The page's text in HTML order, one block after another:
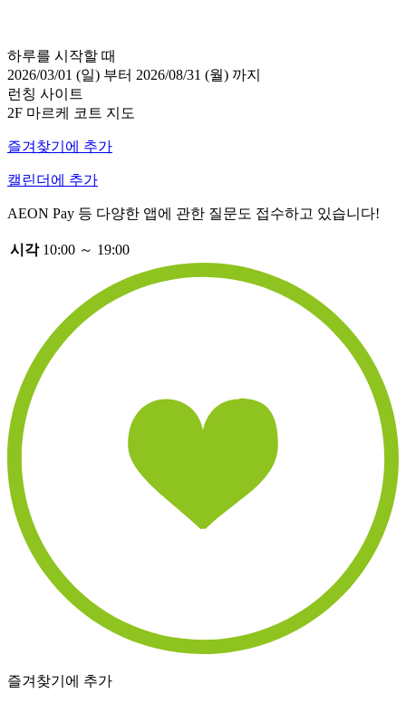
하루를 시작할 때
2026/03/01 (일) 부터 2026/08/31 (월) 까지
런칭 사이트
2F 마르케 코트 지도
즐겨찾기에 추가
캘린더에 추가
AEON Pay 등 다양한 앱에 관한 질문도 접수하고 있습니다!
시각 10:00 ～ 19:00
즐겨찾기에 추가